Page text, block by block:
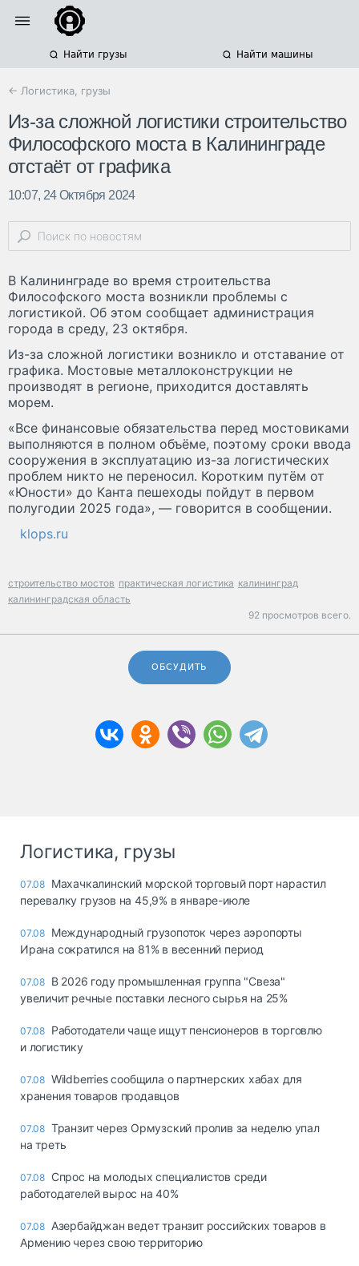
Найти грузы Найти машины
← Логистика, грузы
Из-за сложной логистики строительство
Философского моста в Калининграде
отстаёт от графика
10:07, 24 Октября 2024
В Калининграде во время строительства
Философского моста возникли проблемы с
логистикой. Об этом сообщает администрация
города в среду, 23 октября.
Из-за сложной логистики возникло и отставание от
графика. Мостовые металлоконструкции не
производят в регионе, приходится доставлять
морем.
«Все финансовые обязательства перед мостовиками
выполняются в полном объёме, поэтому сроки ввода
сооружения в эксплуатацию из-за логистических
проблем никто не переносил. Коротким путём от
«Юности» до Канта пешеходы пойдут в первом
полугодии 2025 года», — говорится в сообщении.
klops.ru
строительство мостов практическая логистика калининград
калининградская область
92 просмотров всего.
ОБСУДИТЬ
Логистика, грузы
07.08 Махачкалинский морской торговый порт нарастил
перевалку грузов на 45,9% в январе-июле
07.08 Международный грузопоток через аэропорты
Ирана сократился на 81% в весенний период
07.08 В 2026 году промышленная группа "Свеза"
увеличит речные поставки лесного сырья на 25%
07.08 Работодатели чаще ищут пенсионеров в торговлю
и логистику
07.08 Wildberries сообщила о партнерских хабах для
хранения товаров продавцов
07.08 Транзит через Ормузский пролив за неделю упал
на треть
07.08 Спрос на молодых специалистов среди
работодателей вырос на 40%
07.08 Азербайджан ведет транзит российских товаров в
Армению через свою территорию